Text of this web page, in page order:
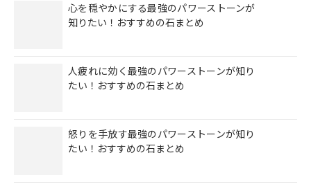
心を穏やかにする最強のパワーストーンが
知りたい！おすすめの石まとめ
人疲れに効く最強のパワーストーンが知り
たい！おすすめの石まとめ
怒りを手放す最強のパワーストーンが知り
たい！おすすめの石まとめ